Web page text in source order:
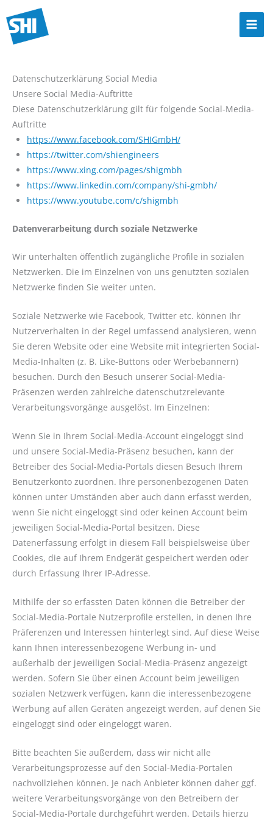
Inhalt
springen
Datenschutzerklärung Social Media
Unsere Social Media-Auftritte
Diese Datenschutzerklärung gilt für folgende Social-Media-
Auftritte
https://www.facebook.com/SHIGmbH/
https://twitter.com/shiengineers
https://www.xing.com/pages/shigmbh
https://www.linkedin.com/company/shi-gmbh/
https://www.youtube.com/c/shigmbh
Datenverarbeitung durch soziale Netzwerke
Wir unterhalten öffentlich zugängliche Profile in sozialen
Netzwerken. Die im Einzelnen von uns genutzten sozialen
Netzwerke finden Sie weiter unten.
Soziale Netzwerke wie Facebook, Twitter etc. können Ihr
Nutzerverhalten in der Regel umfassend analysieren, wenn
Sie deren Website oder eine Website mit integrierten Social-
Media-Inhalten (z. B. Like-Buttons oder Werbebannern)
besuchen. Durch den Besuch unserer Social-Media-
Präsenzen werden zahlreiche datenschutzrelevante
Verarbeitungsvorgänge ausgelöst. Im Einzelnen:
Wenn Sie in Ihrem Social-Media-Account eingeloggt sind
und unsere Social-Media-Präsenz besuchen, kann der
Betreiber des Social-Media-Portals diesen Besuch Ihrem
Benutzerkonto zuordnen. Ihre personenbezogenen Daten
können unter Umständen aber auch dann erfasst werden,
wenn Sie nicht eingeloggt sind oder keinen Account beim
jeweiligen Social-Media-Portal besitzen. Diese
Datenerfassung erfolgt in diesem Fall beispielsweise über
Cookies, die auf Ihrem Endgerät gespeichert werden oder
durch Erfassung Ihrer IP-Adresse.
Mithilfe der so erfassten Daten können die Betreiber der
Social-Media-Portale Nutzerprofile erstellen, in denen Ihre
Präferenzen und Interessen hinterlegt sind. Auf diese Weise
kann Ihnen interessenbezogene Werbung in- und
außerhalb der jeweiligen Social-Media-Präsenz angezeigt
werden. Sofern Sie über einen Account beim jeweiligen
sozialen Netzwerk verfügen, kann die interessenbezogene
Werbung auf allen Geräten angezeigt werden, auf denen Sie
eingeloggt sind oder eingeloggt waren.
Bitte beachten Sie außerdem, dass wir nicht alle
Verarbeitungsprozesse auf den Social-Media-Portalen
nachvollziehen können. Je nach Anbieter können daher ggf.
weitere Verarbeitungsvorgänge von den Betreibern der
Social-Media-Portale durchgeführt werden. Details hierzu